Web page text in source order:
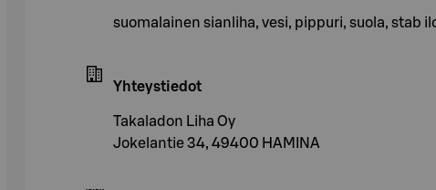
suomalainen sianliha, vesi, pippuri, suola,
Yhteystiedot
Takaladon Liha Oy
Jokelantie 34, 49400 HAMINA